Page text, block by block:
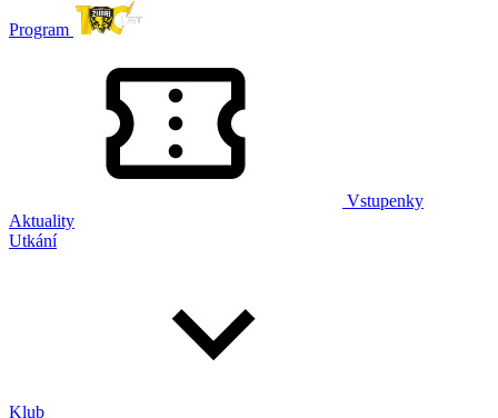
Program
Vstupenky
Aktuality
Utkání
Klub